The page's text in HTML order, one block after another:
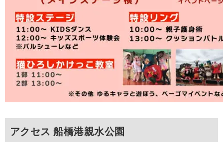
アクセス 船橋港親水公園